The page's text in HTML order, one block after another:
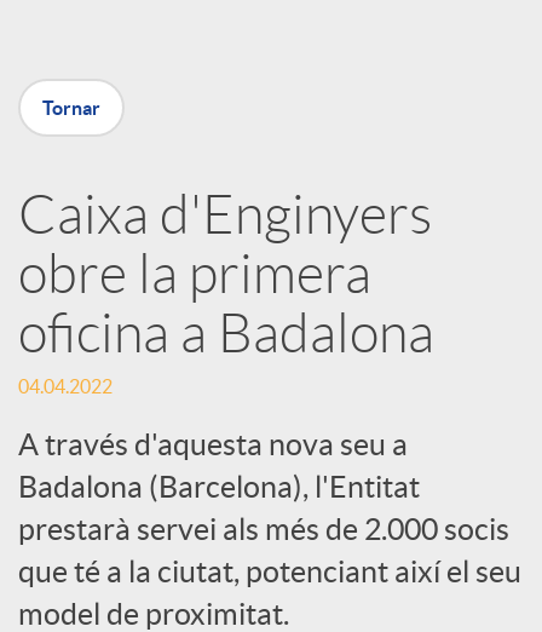
p
a
r
t
i
r
a
Tornar
Caixa d'Enginyers
obre la primera
oficina a Badalona
04.04.2022
A través d'aquesta nova seu a
Badalona (Barcelona), l'Entitat
prestarà servei als més de 2.000 socis
que té a la ciutat, potenciant així el seu
model de proximitat.